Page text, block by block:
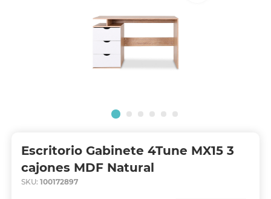
Escritorio Gabinete 4Tune MX15 3
cajones MDF Natural
SKU: 100172897